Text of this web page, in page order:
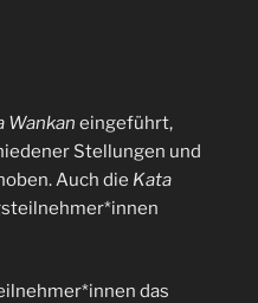
Wankan eingeführt,
Stellungen und
Auch die Kata
das